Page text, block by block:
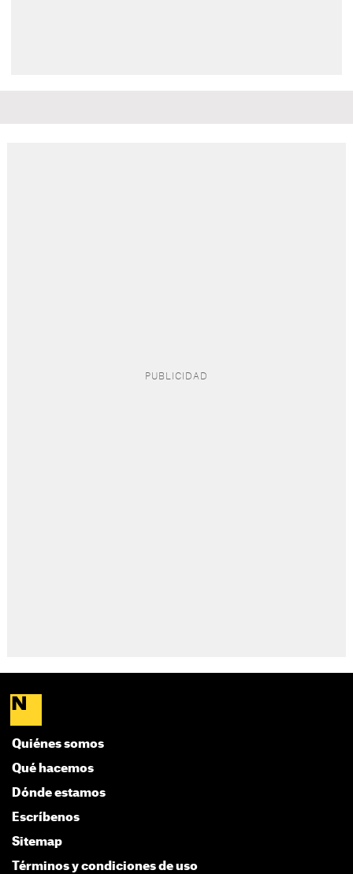
Quiénes somos
Qué hacemos
Dónde estamos
Escríbenos
Sitemap
Términos y condiciones de uso